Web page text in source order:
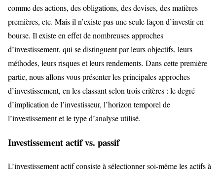
comme des actions, des obligations, des devises, des matières
premières, etc. Mais il n’existe pas une seule façon d’investir en
bourse. Il existe en effet de nombreuses approches
d’investissement, qui se distinguent par leurs objectifs, leurs
méthodes, leurs risques et leurs rendements. Dans cette première
partie, nous allons vous présenter les principales approches
d’investissement, en les classant selon trois critères : le degré
d’implication de l’investisseur, l’horizon temporel de
l’investissement et le type d’analyse utilisé.
Investissement actif vs. passif
L’investissement actif consiste à sélectionner soi-même les actifs à